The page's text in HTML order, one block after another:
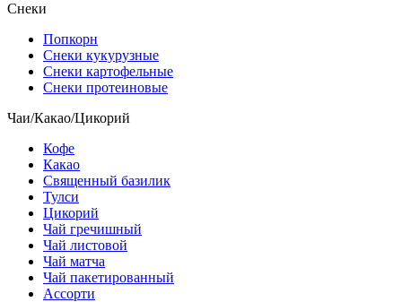
Снеки
Попкорн
Снеки кукурузные
Снеки картофельные
Снеки протеиновые
Чаи/Какао/Цикорий
Кофе
Какао
Священный базилик
Тулси
Цикорий
Чай гречишный
Чай листовой
Чай матча
Чай пакетированный
Ассорти